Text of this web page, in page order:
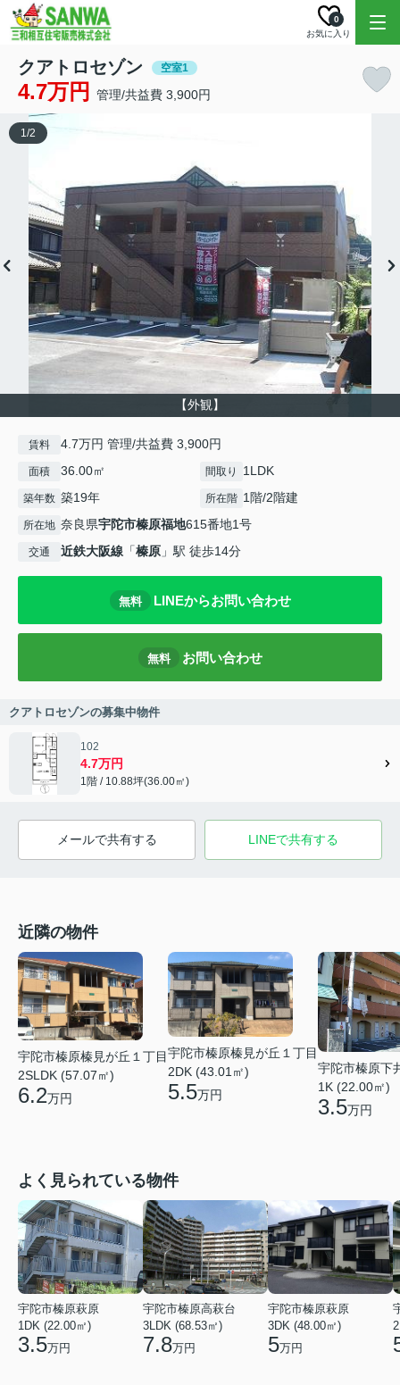
お気に入り
0
クアトロセゾン 空室1
4.7万円 管理/共益費 3,900円
【外観】
1/2
賃料 4.7万円 管理/共益費 3,900円
面積 36.00㎡ 間取り 1LDK
築年数 築19年 所在階 1階/2階建
所在地 奈良県宇陀市榛原福地615番地1号
交通 近鉄大阪線 「榛原 」駅 徒歩14分
無料 LINEからお問い合わせ
無料 お問い合わせ
クアトロセゾンの募集中物件
102
4.7万円
1階 / 10.88坪(36.00㎡)
メールで共有する LINEで共有する
近隣の物件
宇陀市榛原榛見が丘１丁目
2SLDK (57.07㎡)
6.2万円
宇陀市榛原榛見が丘１丁目
2DK (43.01㎡)
5.5万円
宇陀市榛原下
1K (22.00㎡)
3.5万円
よく見られている物件
宇陀市榛原萩原
1DK (22.00㎡)
3.5万円
宇陀市榛原高萩台
3LDK (68.53㎡)
7.8万円
宇陀市榛原萩原
3DK (48.00㎡)
5万円